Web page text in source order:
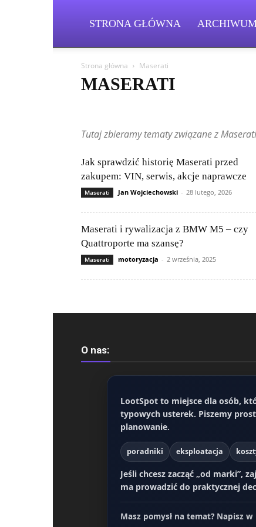
STRONA GŁÓWNA
Strona główna Maserati
MASERATI
Mitsubishi
Nissan Peugeot Porsche
Tutaj zbieramy tematy związane z
Jak sprawdzić historię Maserati przed
zakupem: VIN, serwis, akcje naprawcze
Maserati Jan Wojciechowski - 28 lutego, 2026
Maserati i rywalizacja z BMW M5 – czy
Quattroporte ma szansę?
Maserati motoryzacja - 2 września, 2025
O nas:
LootSpot to miejsce dla osób,
typowych usterek. Piszemy
planowanie.
poradniki eksploatacja
Jeśli chcesz zacząć „od marki”,
ma prowadzić do praktycznej
Masz pomysł na temat? Napisz